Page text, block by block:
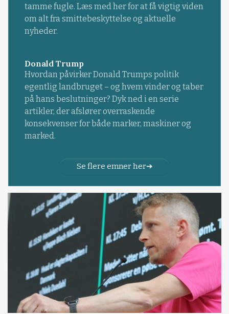
tamme fugle. Læs med her for at få vigtig viden
om alt fra smittebeskyttelse og aktuelle
nyheder.
Donald Trump
Hvordan påvirker Donald Trumps politik
egentlig landbruget – og hvem vinder og taber
på hans beslutninger? Dyk ned i en serie
artikler, der afslører overraskende
konsekvenser for både marker, maskiner og
marked.
Se flere emner her